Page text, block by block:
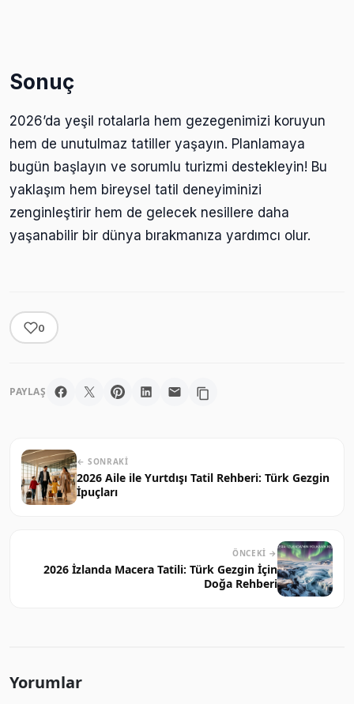
Sonuç
2026’da yeşil rotalarla hem gezegenimizi koruyun
hem de unutulmaz tatiller yaşayın. Planlamaya
bugün başlayın ve sorumlu turizmi destekleyin! Bu
yaklaşım hem bireysel tatil deneyiminizi
zenginleştirir hem de gelecek nesillere daha
yaşanabilir bir dünya bırakmanıza yardımcı olur.
0
PAYLAŞ
← SONRAKI
2026 Aile ile Yurtdışı Tatil Rehberi: Türk Gezgin
İpuçları
ÖNCEKI →
2026 İzlanda Macera Tatili: Türk Gezgin İçin
Doğa Rehberi
Yorumlar